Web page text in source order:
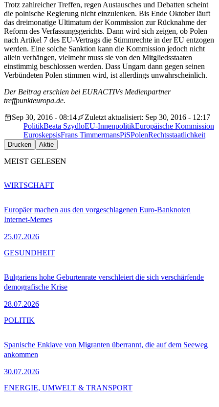
Trotz zahlreicher Treffen, regen Austausches und Debatten scheint
die polnische Regierung nicht einzulenken. Bis Ende Oktober läuft
das dreimonatige Ultimatum der Kommission zur Rücknahme der
Reform des Verfassungsgerichts. Dann wird sich zeigen, ob Polen
nach Artikel 7 des EU-Vertrags die Stimmrechte in der EU entzogen
werden. Eine solche Sanktion kann die Kommission jedoch nicht
allein verhängen, vielmehr muss sie von den Mitgliedsstaaten
einstimmig beschlossen werden. Dass Ungarn dann gegen seinen
Verbündeten Polen stimmen wird, ist allerdings unwahrscheinlich.
Der Beitrag erschien bei EURACTIVs Medienpartner
treffpunkteuropa.de.
Sep 30, 2016 - 08:14
Zuletzt aktualisiert: Sep 30, 2016 - 12:17
PolitikBeata SzydloEU-InnenpolitikEuropäische Kommission
EuroskepsisFrans TimmermansPiSPolenRechtsstaatlichkeit
Drucken Aktie
MEIST GELESEN
Europäer machen aus den vorgeschlagenen Euro-Banknoten
Internet-Memes
25.07.2026
WIRTSCHAFT
Bulgariens hohe Geburtenrate verschleiert die sich verschärfende
demografische Krise
28.07.2026
GESUNDHEIT
Spanische Enklave von Migranten überrannt, die auf dem Seeweg
ankommen
30.07.2026
POLITIK
ENERGIE, UMWELT & TRANSPORT